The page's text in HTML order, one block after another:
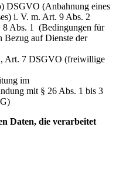
DSGVO (Anbahnung eines
i. V. m. Art. 9 Abs. 2
Abs. 1 (Bedingungen für
auf Dienste der
Art. 7 DSGVO (freiwillige
im
mit § 26 Abs. 1 bis 3
Daten, die verarbeitet